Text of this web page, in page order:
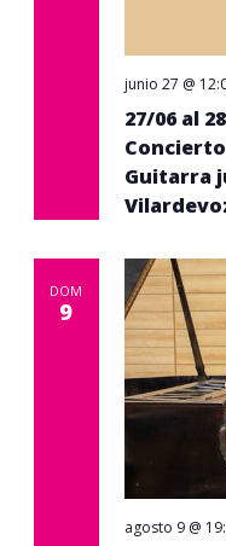
27/06 al
Guitarra
junio 27 @
DOM
9
agosto 9 @